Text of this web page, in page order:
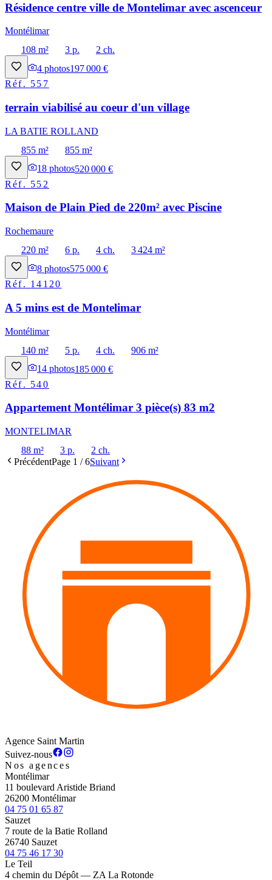
Résidence centre ville de Montelimar avec ascenceur
Montélimar
108 m²
3 p.
2 ch.
4 photos197 000 €
Réf. 557
terrain viabilisé au coeur d'un village
LA BATIE ROLLAND
855 m²
855 m²
18 photos520 000 €
Réf. 552
Maison de Plain Pied de 220m² avec Piscine
Rochemaure
220 m²
6 p. 4 ch.
3 424 m²
8 photos575 000 €
Réf. 14120
A 5 mins est de Montelimar
Montélimar
140 m²
5 p. 4 ch.
906 m²
14 photos185 000 €
Réf. 540
Appartement Montélimar 3 pièce(s) 83 m2
MONTELIMAR
88 m²
3 p.
2 ch.
PrécédentPage 1 /6Suivant
Agence Saint Martin
Suivez-nous
Nos agences
Montélimar
11 boulevard Aristide Briand
26200 Montélimar
04 75 01 65 87
Sauzet
7 route de la Batie Rolland
26740 Sauzet
04 75 46 17 30
Le Teil
4 chemin du Dépôt — ZA La Rotonde